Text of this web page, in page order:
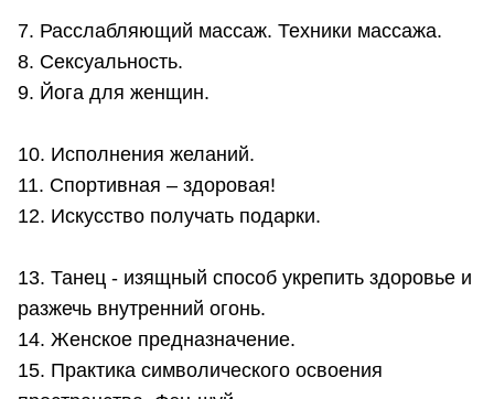
7. Расслабляющий массаж. Техники массажа.
8. Сексуальность.
9. Йога для женщин.
10. Исполнения желаний.
11. Спортивная – здоровая!
12. Искусство получать подарки.
13. Танец - изящный способ укрепить здоровье и
разжечь внутренний огонь.
14. Женское предназначение.
15. Практика символического освоения